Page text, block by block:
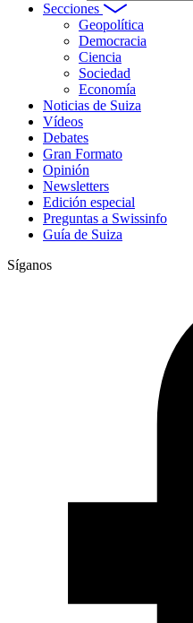
Secciones
Geopolítica
Democracia
Ciencia
Sociedad
Economía
Noticias de Suiza
Vídeos
Debates
Gran Formato
Opinión
Newsletters
Edición especial
Preguntas a Swissinfo
Guía de Suiza
Síganos